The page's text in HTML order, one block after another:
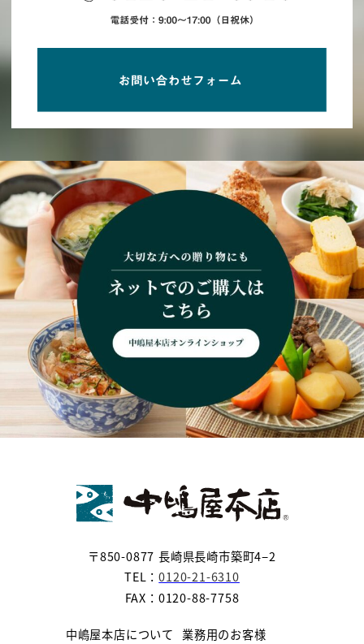
〒850-0877 長崎県長崎市築町4−2
TEL：0120-21-6310
FAX：0120-88-7758
中嶋屋本店について 業務用のお客様